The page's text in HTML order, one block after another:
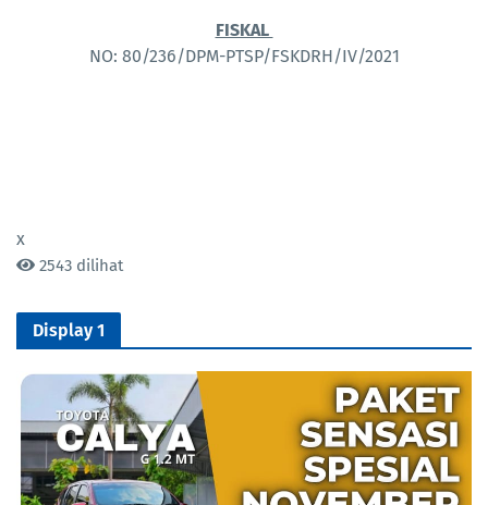
FISKAL
NO: 80/236/DPM-PTSP/FSKDRH/IV/2021
x
2543 dilihat
Display 1